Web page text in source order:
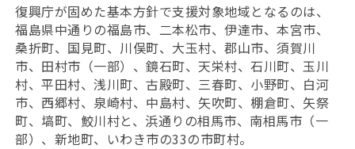
復興庁が固めた基本方針で支援対象地域となるのは、
福島県中通りの福島市、二本松市、伊達市、本宮市、
桑折町、国見町、川俣町、大玉村、郡山市、須賀川
市、田村市（一部）、鏡石町、天栄村、石川町、玉川
村、平田村、浅川町、古殿町、三春町、小野町、白河
市、西郷村、泉崎村、中島村、矢吹町、棚倉町、矢祭
町、塙町、鮫川村と、浜通りの相馬市、南相馬市（一
部）、新地町、いわき市の33の市町村。